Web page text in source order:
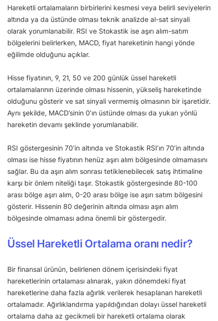
Hareketli ortalamaların birbirlerini kesmesi veya belirli seviyelerin
altında ya da üstünde olması teknik analizde al-sat sinyali
olarak yorumlanabilir. RSI ve Stokastik ise aşırı alım-satım
bölgelerini belirlerken, MACD, fiyat hareketinin hangi yönde
eğilimde olduğunu açıklar.
Hisse fiyatının, 9, 21, 50 ve 200 günlük üssel hareketli
ortalamalarının üzerinde olması hissenin, yükseliş hareketinde
olduğunu gösterir ve sat sinyali vermemiş olmasının bir işaretidir.
Aynı şekilde, MACD’sinin 0’ın üstünde olması da yukarı yönlü
hareketin devamı şeklinde yorumlanabilir.
RSI göstergesinin 70’in altında ve Stokastik RSI’ın 70’in altında
olması ise hisse fiyatının henüz aşırı alım bölgesinde olmamasını
sağlar. Bu da aşırı alım sonrası tetiklenebilecek satış ihtimaline
karşı bir önlem niteliği taşır. Stokastik göstergesinde 80-100
arası bölge aşırı alım, 0-20 arası bölge ise aşırı satım bölgesini
gösterir. Hissenin 80 değerinin altında olması aşırı alım
bölgesinde olmaması adına önemli bir göstergedir.
Üssel Hareketli Ortalama oranı nedir?
Bir finansal ürünün, belirlenen dönem içerisindeki fiyat
hareketlerinin ortalaması alınarak, yakın dönemdeki fiyat
hareketlerine daha fazla ağırlık verilerek hesaplanan hareketli
ortalamadır. Ağırlıklandırma yapıldığından dolayı üssel hareketli
ortalama daha az gecikmeli bir hareketli ortalama olarak